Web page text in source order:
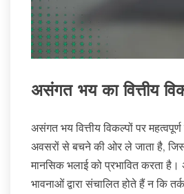
असंगत भय का वित्तीय
असंगत भय वित्तीय विकल्पों पर
अवसरों से बचने की ओर ले जाता है,
मानसिक भलाई को प्रभावित करता
भावनाओं द्वारा संचालित होते हैं न कि